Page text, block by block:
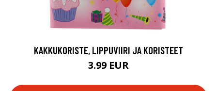
KAKKUKORISTE, LIPPUVIIRI JA KORISTEET
3.99 EUR